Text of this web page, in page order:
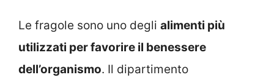
Le fragole sono uno degli alimenti più
utilizzati per favorire il benessere
dell’organismo. Il dipartimento